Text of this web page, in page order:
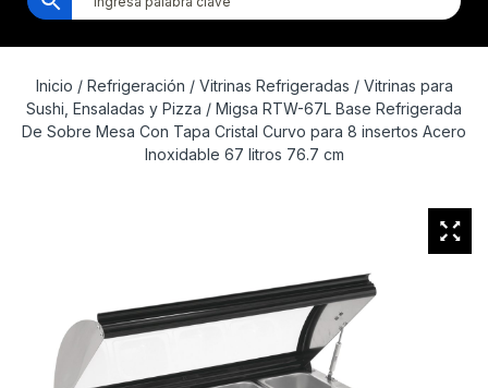
Inicio / Refrigeración / Vitrinas Refrigeradas / Vitrinas para
Sushi, Ensaladas y Pizza / Migsa RTW-67L Base Refrigerada
De Sobre Mesa Con Tapa Cristal Curvo para 8 insertos Acero
Inoxidable 67 litros 76.7 cm